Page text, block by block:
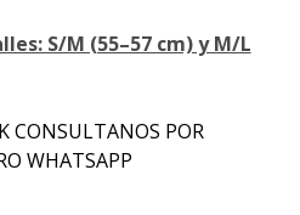
S/M (55–57 cm) y M/L
CONSULTANOS POR
WHATSAPP